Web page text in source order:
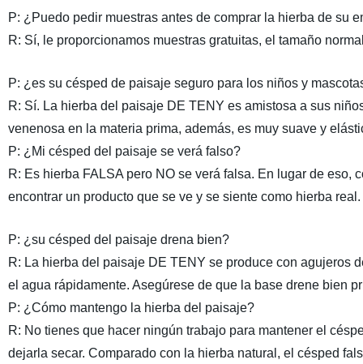
P: ¿Puedo pedir muestras antes de comprar la hierba de su
R: Sí, le proporcionamos muestras gratuitas, el tamaño
P: ¿es su césped de paisaje seguro para los niños y
R: Sí. La hierba del paisaje DE TENY es amistosa a sus
venenosa en la materia prima, además, es muy suave y
P: ¿Mi césped del paisaje se verá falso?
R: Es hierba FALSA pero NO se verá falsa. En lugar de
encontrar un producto que se ve y se siente como hierba
P: ¿su césped del paisaje drena bien?
R: La hierba del paisaje DE TENY se produce con agujeros
el agua rápidamente. Asegúrese de que la base drene bien
P: ¿Cómo mantengo la hierba del paisaje?
R: No tienes que hacer ningún trabajo para mantener el
dejarla secar. Comparado con la hierba natural, el césped